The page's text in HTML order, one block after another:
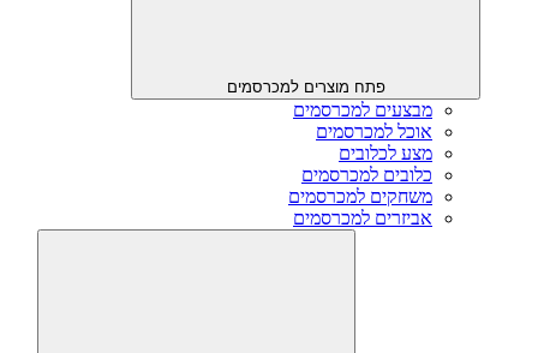
פתח מוצרים למכרסמים
מבצעים למכרסמים
אוכל למכרסמים
מצע לכלובים
כלובים למכרסמים
משחקים למכרסמים
אביזרים למכרסמים